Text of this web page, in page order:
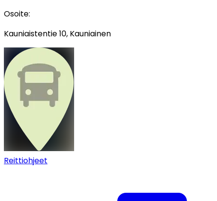
Osoite:
Kauniaistentie 10, Kauniainen
Reittiohjeet